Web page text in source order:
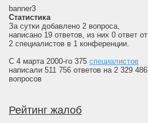
banner3
Статистика
За сутки добавлено 2 вопроса,
написано 19 ответов, из них 0 ответ от
2 специалистов в 1 конференции.
С 4 марта 2000-го 375 специалистов
написали 511 756 ответов на 2 329 486
вопросов
Рейтинг жалоб